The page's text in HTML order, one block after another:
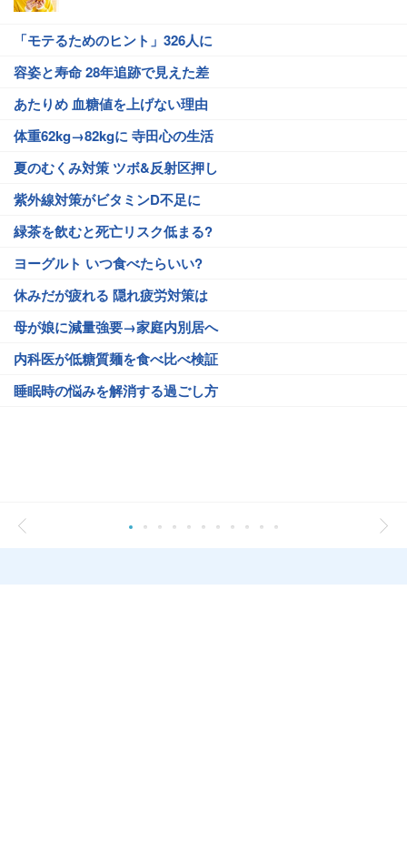
「モテるためのヒント」326人に
容姿と寿命 28年追跡で見えた差
あたりめ 血糖値を上げない理由
体重62kg→82kgに 寺田心の生活
夏のむくみ対策 ツボ&反射区押し
紫外線対策がビタミンD不足に
緑茶を飲むと死亡リスク低まる?
ヨーグルト いつ食べたらいい?
休みだが疲れる 隠れ疲労対策は
母が娘に減量強要→家庭内別居へ
内科医が低糖質麺を食べ比べ検証
睡眠時の悩みを解消する過ごし方